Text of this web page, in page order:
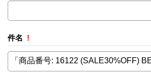
件名 !